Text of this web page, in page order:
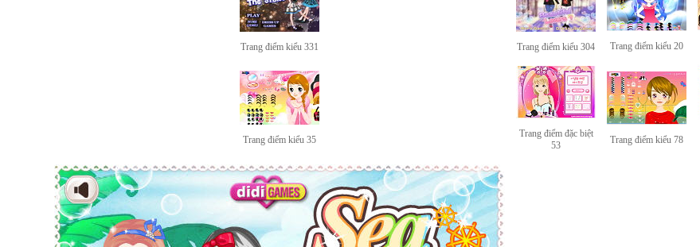
Trang điểm kiểu 331 Trang điểm kiểu 304 Trang điểm kiểu 20
Trang điểm kiểu 35
Trang điểm đặc biệt
53
Trang điểm kiểu 78